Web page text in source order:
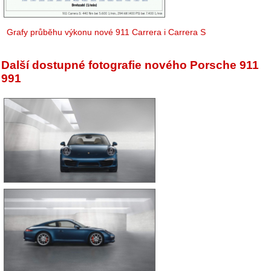
Grafy průběhu výkonu nové 911 Carrera i Carrera S
Další dostupné fotografie nového Porsche 911
991